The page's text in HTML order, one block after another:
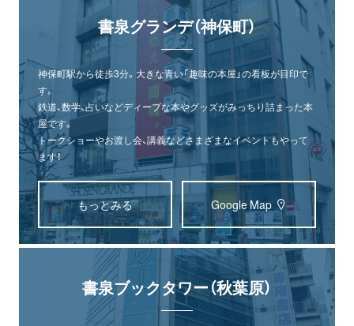
書泉グランデ（神保町）
神保町駅から徒歩3分。大きな青い「趣味の本屋」の看板が目印で
す。
鉄道、数学、占いなどディープな本やグッズがみっちり詰まった本
屋です。
トークショーやお渡し会、講義などさまざまなイベントもやって
ます！
もっとみる Google Map
書泉ブックタワー（秋葉原）